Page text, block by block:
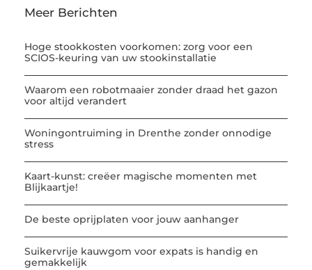
Meer Berichten
Hoge stookkosten voorkomen: zorg voor een
SCIOS-keuring van uw stookinstallatie
Waarom een robotmaaier zonder draad het gazon
voor altijd verandert
Woningontruiming in Drenthe zonder onnodige
stress
Kaart-kunst: creëer magische momenten met
Blijkaartje!
De beste oprijplaten voor jouw aanhanger
Suikervrije kauwgom voor expats is handig en
gemakkelijk